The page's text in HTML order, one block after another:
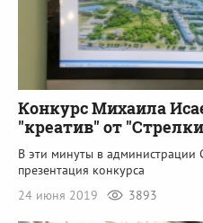
Конкурс Михаила
"креатив" от
В эти минуты в администрации
презентация конкурса
24 июня 2019
3893